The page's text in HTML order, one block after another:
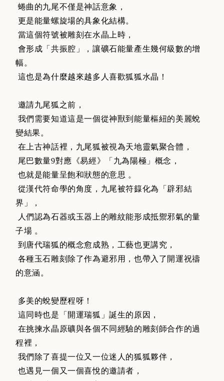
蜷曲的九尾不僅是神話意象，
更是能量螺旋場的具象化結構。
當這個符號被雕刻在水晶上時，
會形成「共振腔」，讓礦石能量產生幾何級數的增
幅。
這也是為什麼越來越多人喜歡狐狐水晶！
邀請九尾狐之前，
我們需要知道這是一個從神獸到能量樞紐的美麗蛻
變結果。
在上古神話裡，九尾狐被視為天地靈氣聚合體，
尾巴數量9對應《易經》「九為陽極」概念，
也就是能量呈飽和狀態的意思 。
從漢代符命學的角度，九尾被符籙化為「辟邪結
界」，
人們認為石器或玉器上的雕紋能形成抵禦邪氣的量
子場 。
到唐代瑞狐的概念愈成熟，工藝也更講究，
各種玉石雕刻除了作為避邪用，也帶入了開運祝禱
的意涵。
多美的蛻變歷程呀！
這同時也是「開運瑞狐」誕生的原因，
在挑揀水晶原礦與各個不同經驗的雕刻師合作的過
程裡，
我們除了喜提一位又一位迷人的狐狐夥伴，
也遇見一個又一個喜悅的邀請者，